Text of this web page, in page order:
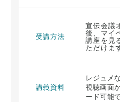
受講方法
宣伝会議
後、マイ
講座を見
ただけま
講義資料
レジュメ
視聴画面
ード可能で